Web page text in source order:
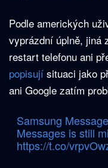
Podle amerických
vyprázdní úplně, jiná
restart telefonu ani
popisují situaci jako
ani Google zatím
Samsung
Messages is still
https://t.co/